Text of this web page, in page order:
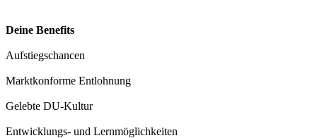
Deine Benefits
Aufstiegschancen
Marktkonforme Entlohnung
Gelebte DU-Kultur
Entwicklungs- und Lernmöglichkeiten